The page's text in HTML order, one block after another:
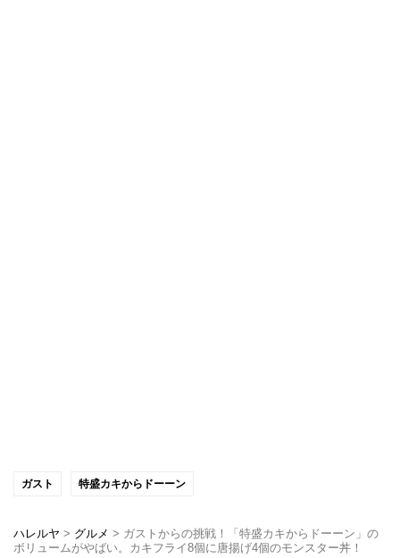
ガスト 特盛カキからドーーン
ハレルヤ > グルメ > ガストからの挑戦！「特盛カキからドーーン」の
ボリュームがやばい。カキフライ8個に唐揚げ4個のモンスター丼！